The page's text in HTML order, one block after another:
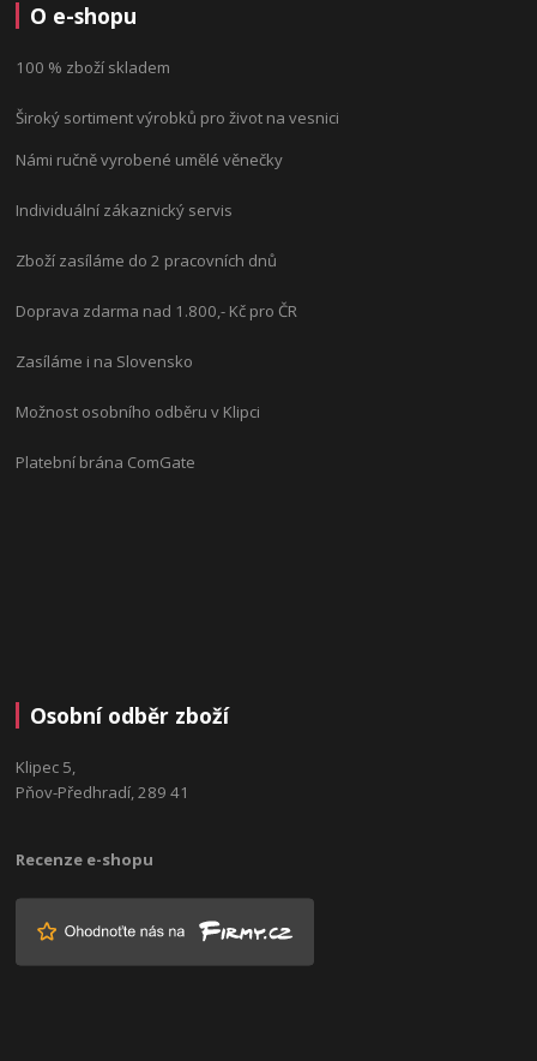
O e-shopu
100 % zboží skladem
Široký sortiment výrobků pro život na vesnici
Námi ručně vyrobené umělé věnečky
Individuální zákaznický servis
Zboží zasíláme do 2 pracovních dnů
Doprava zdarma nad 1.800,- Kč pro ČR
Zasíláme i na Slovensko
Možnost osobního odběru v Klipci
Platební brána ComGate
Osobní odběr zboží
Klipec 5,
Pňov-Předhradí, 289 41
Recenze e-shopu